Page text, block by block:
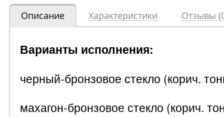
Описание Характеристики Отзывы
Варианты исполнения:
черный-бронзовое стекло (корич.
махагон-бронзовое стекло (корич.